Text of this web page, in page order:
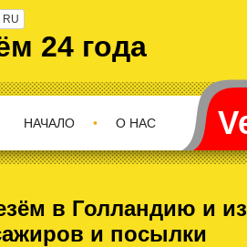
RU
24 года
О НАС
•
НАЧАЛО
в Голландию и из
и посылки